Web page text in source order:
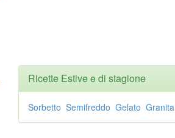
Ricette Estive e di stagione
Sorbetto Semifreddo Gelato Granita